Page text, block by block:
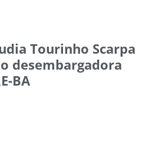
Tourinho Scarpa
desembargadora
BA